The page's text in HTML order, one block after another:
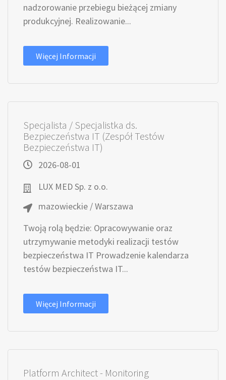
nadzorowanie przebiegu bieżącej zmiany
produkcyjnej. Realizowanie...
Więcej Informacji
Specjalista / Specjalistka ds.
Bezpieczeństwa IT (Zespół Testów
Bezpieczeństwa IT)
2026-08-01
LUX MED Sp. z o.o.
mazowieckie / Warszawa
Twoją rolą będzie: Opracowywanie oraz
utrzymywanie metodyki realizacji testów
bezpieczeństwa IT Prowadzenie kalendarza
testów bezpieczeństwa IT...
Więcej Informacji
Platform Architect - Monitoring